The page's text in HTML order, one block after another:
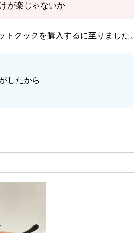
が楽じゃないか
クックを購入するに至りました。
したから